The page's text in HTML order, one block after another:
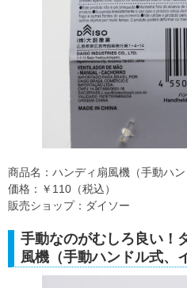
商品名：ハンディ扇風機（手動ハン
価格：￥110（税込）
販売ショップ：ダイソー
手動なのがむしろ良い！
風機（手動ハンドル式、